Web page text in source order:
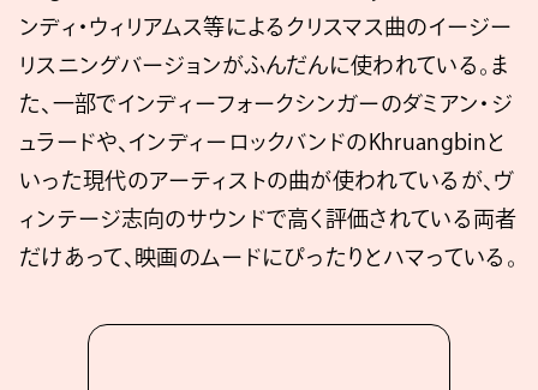
ンディ・ウィリアムス等によるクリスマス曲のイージー
リスニングバージョンがふんだんに使われている。ま
た、一部でインディーフォークシンガーのダミアン・ジ
ュラードや、インディーロックバンドのKhruangbinと
いった現代のアーティストの曲が使われているが、ヴ
ィンテージ志向のサウンドで高く評価されている両者
だけあって、映画のムードにぴったりとハマっている。